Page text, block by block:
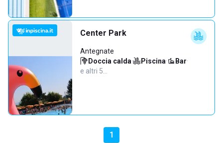
Center Park
Antegnate
Doccia calda· Piscina· Bar·
e altri 5…
1